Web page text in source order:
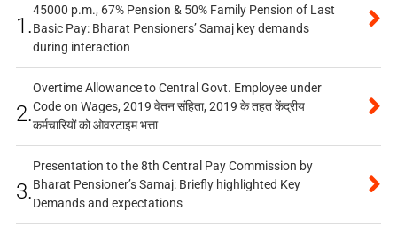
1.
45000 p.m., 67% Pension & 50% Family Pension of Last
Basic Pay: Bharat Pensioners’ Samaj key demands
during interaction
2.
Overtime Allowance to Central Govt. Employee under
Code on Wages, 2019 वेतन संहिता, 2019 के तहत केंद्रीय
कर्मचारियों को ओवरटाइम भत्ता
3.
Presentation to the 8th Central Pay Commission by
Bharat Pensioner’s Samaj: Briefly highlighted Key
Demands and expectations